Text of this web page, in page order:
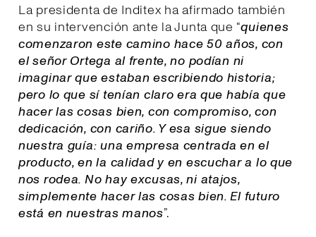
La presidenta de Inditex ha afirmado también
en su intervención ante la Junta que “quienes
comenzaron este camino hace 50 años, con
el señor Ortega al frente, no podían ni
imaginar que estaban escribiendo historia;
pero lo que sí tenían claro era que había que
hacer las cosas bien, con compromiso, con
dedicación, con cariño. Y esa sigue siendo
nuestra guía: una empresa centrada en el
producto, en la calidad y en escuchar a lo que
nos rodea. No hay excusas, ni atajos,
simplemente hacer las cosas bien. El futuro
está en nuestras manos”.